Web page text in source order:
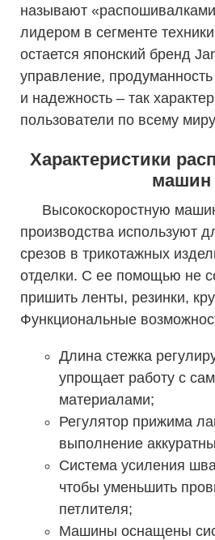
называют
лидером в сегменте
остается японский бренд
управление,
и надежность – так
пользователи по всему
Характеристики
машин
Высокоскоростную
производства используют
срезов в трикотажных
отделки. С ее помощью не
пришить ленты, резинки,
Функциональные
Длина стежка
упрощает работу с
материалами;
Регулятор прижима
выполнение
Система усиления
чтобы уменьшить
петлителя;
Машины оснащены